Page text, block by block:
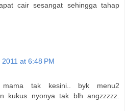
cair sesangat sehingga tahap
at 6:48 PM
tak kesini.. byk menu2
kukus nyonya tak blh angzzzzz.